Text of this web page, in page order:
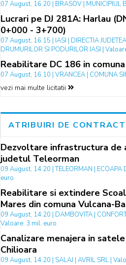
07 August, 16:20 | BRASOV | MUNICIPIUL
Lucrari pe DJ 281A: Harlau
0+000 - 3+700)
07 August, 16:15 | IASI | DIRECTIA
DRUMURILOR SI PODURILOR IASI |
Reabilitare DC 186 in
07 August, 16:10 | VRANCEA | COMUNA
vezi mai multe licitatii
ATRIBUIRI DE
Dezvoltare infrastructura de
judetul Teleorman
09 August, 14:20 | TELEORMAN | ECOAPA
euro
Reabilitare si extindere
Mares din comuna Vulcana-
09 August, 14:20 | DAMBOVITA |
Valoare: 3 mil. euro
Canalizare menajera in
Chilioara
09 August, 14:20 | SALAJ | AVRIL SRL |